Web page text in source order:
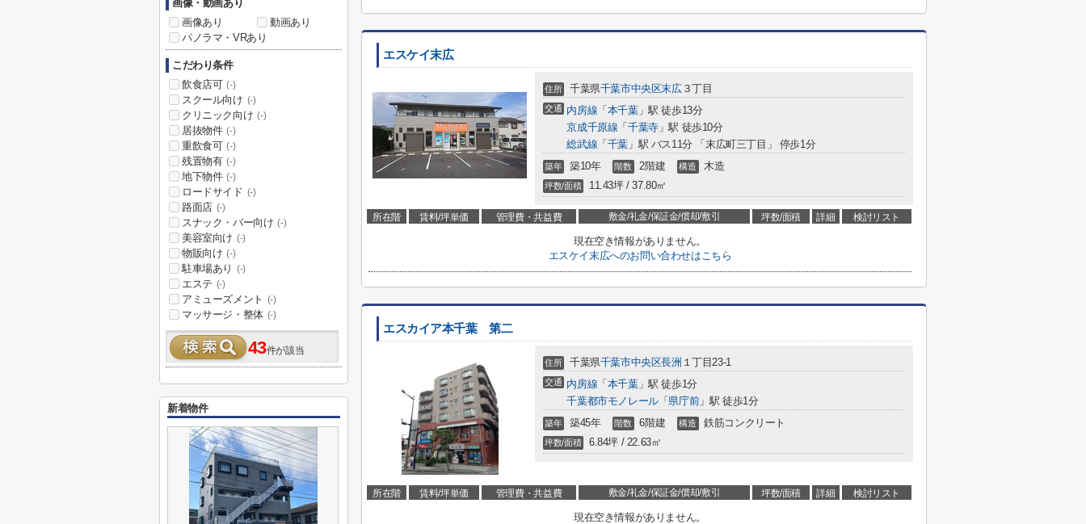
エスケイ末広
住所 千葉県千葉市中央区末広３丁目
交通 内房線 「 本千葉」駅 徒歩13分
京成千原線 「 千葉寺」駅 徒歩10分
総武線 「 千葉 」駅 バス11分 「末広町三丁目」 停歩1分
築年 築10年 階数 2階建 構造 木造
坪数/面積 11.43坪 / 37.80㎡
所在階 賃料/坪単価 管理費・共益費 敷金/礼金/保証金/償却/敷引 坪数/面積 詳細 検討リスト
現在空き情報がありません。
エスケイ末広へのお問い合わせはこちら
エスカイア本千葉 第二
住所 千葉県千葉市中央区長洲 １丁目23-1
交通 内房線 「 本千葉」駅 徒歩1分
千葉都市モノレール「 県庁前」駅 徒歩1分
築年 築45年 階数 6階建 構造 鉄筋コンクリート
坪数/面積 6.84坪 / 22.63㎡
所在階 賃料/坪単価 管理費・共益費 敷金/礼金/保証金/償却/敷引 坪数/面積 詳細 検討リスト
現在空き情報がありません。
画像・動画あり
画像あり
動画あり
パノラマ・VRあり
こだわり条件
飲食店可 (-)
スクール向け (-)
クリニック向け (-)
居抜物件 (-)
重飲食可 (-)
残置物有 (-)
地下物件 (-)
ロードサイド (-)
路面店 (-)
スナック・バー向け (-)
美容室向け (-)
物販向け (-)
駐車場あり (-)
エステ (-)
アミューズメント (-)
マッサージ・整体 (-)
43件が該当
新着物件